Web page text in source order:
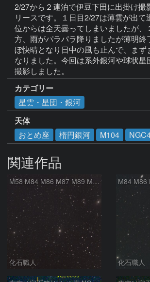
2/27から２連泊で伊豆下田に出掛け撮
リースです。１日目2/27は薄雲が出て
位からは全天曇ってしまいましたが、
方、雨がパラパラ降りましたが薄明終
ぼ快晴となり日中の風も止んで、まず
なりました。今回は系外銀河や球状星
撮影しました。
カテゴリー
星雲・星団・銀河
天体
おとめ座
楕円銀河 M104
関連作品
M58 M84 M86 M87 M89 M90 マルカリアンの銀河鎖 おとめ座 かみのけ座
化石職人 化石職人